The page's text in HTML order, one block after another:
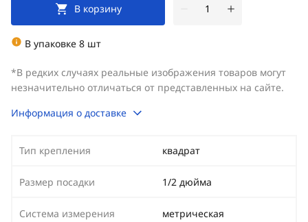
В корзину
В упаковке 8 шт
*В редких случаях реальные изображения товаров могут
незначительно отличаться от представленных на сайте.
Информация о доставке
Тип крепления квадрат
Размер посадки 1/2 дюйма
Система измерения метрическая